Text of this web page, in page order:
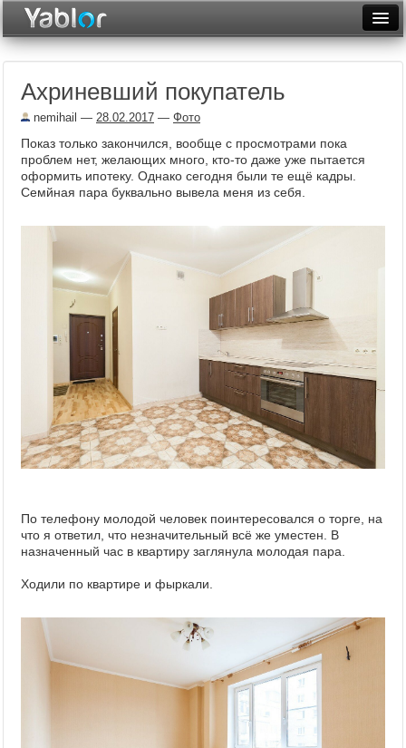
Неделя
Месяц
Рейтинги
Архив
Фототоп
Видеотоп
Ахриневший покупатель
nemihail — 28.02.2017 — Фото
Показ только закончился, вообще с просмотрами пока
проблем нет, желающих много, кто-то даже уже пытается
оформить ипотеку. Однако сегодня были те ещё кадры.
Семйная пара буквально вывела меня из себя.
По телефону молодой человек поинтересовался о торге, на
что я ответил, что незначительный всё же уместен. В
назначенный час в квартиру заглянула молодая пара.
Ходили по квартире и фыркали.